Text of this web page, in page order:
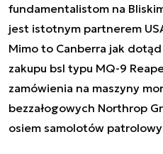
fundamentalistom na
jest istotnym partnerem
Mimo to Canberra jak
zakupu bsl typu MQ-9
zamówienia na maszyny
bezzałogowych Northrop
osiem samolotów